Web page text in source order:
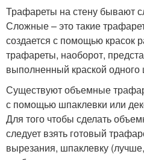
Трафареты на стену бывают
Сложные – это такие
создается с помощью красок
трафареты, наоборот,
выполненный краской одного
Существуют объемные
с помощью шпаклевки или
Для того чтобы сделать
следует взять готовый
вырезания, шпаклевку